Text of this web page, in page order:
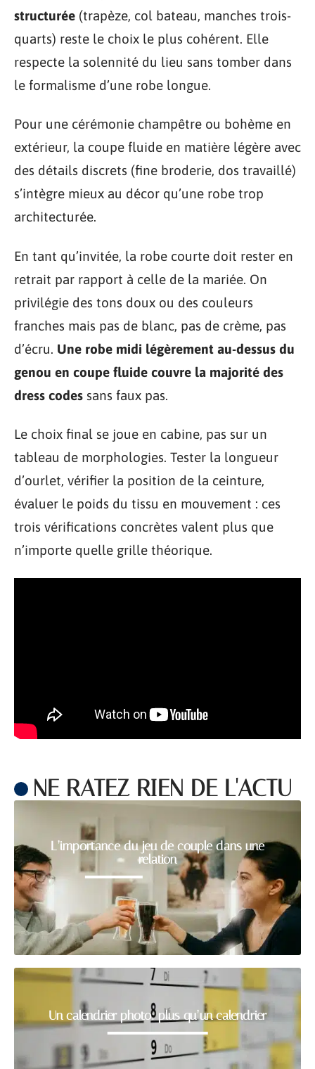
structurée (trapèze, col bateau, manches trois-
quarts) reste le choix le plus cohérent. Elle
respecte la solennité du lieu sans tomber dans
le formalisme d’une robe longue.
Pour une cérémonie champêtre ou bohème en
extérieur, la coupe fluide en matière légère avec
des détails discrets (fine broderie, dos travaillé)
s’intègre mieux au décor qu’une robe trop
architecturée.
En tant qu’invitée, la robe courte doit rester en
retrait par rapport à celle de la mariée. On
privilégie des tons doux ou des couleurs
franches mais pas de blanc, pas de crème, pas
d’écru. Une robe midi légèrement au-dessus du
genou en coupe fluide couvre la majorité des
dress codes sans faux pas.
Le choix final se joue en cabine, pas sur un
tableau de morphologies. Tester la longueur
d’ourlet, vérifier la position de la ceinture,
évaluer le poids du tissu en mouvement : ces
trois vérifications concrètes valent plus que
n’importe quelle grille théorique.
NE RATEZ RIEN DE L'ACTU
L’importance du jeu de couple dans une
relation
Un calendrier photo: plus qu’un calendrier